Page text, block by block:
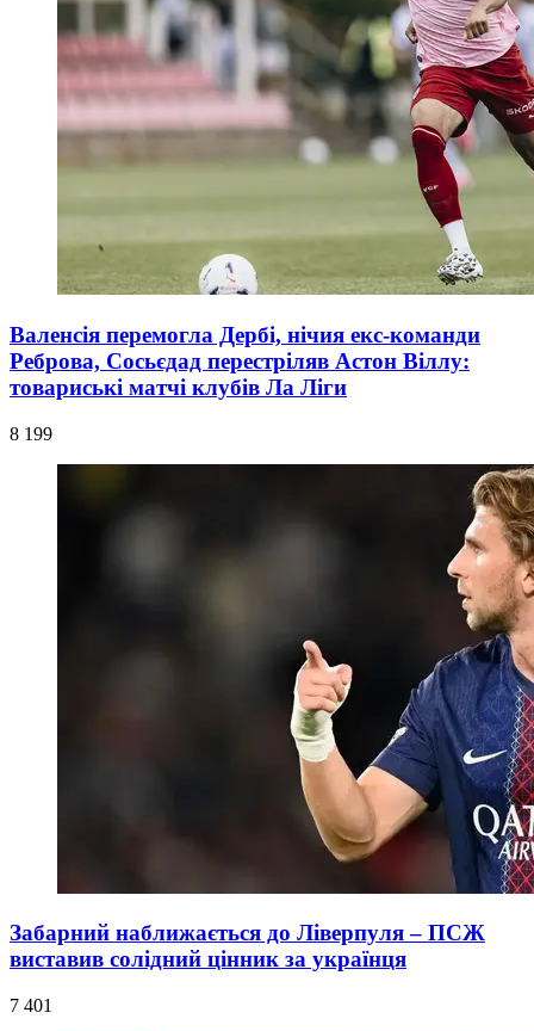
Валенсія перемогла Дербі, нічия екс-команди
Реброва, Сосьєдад перестріляв Астон Віллу:
товариські матчі клубів Ла Ліги
8 199
Забарний наближається до Ліверпуля – ПСЖ
виставив солідний цінник за українця
7 401